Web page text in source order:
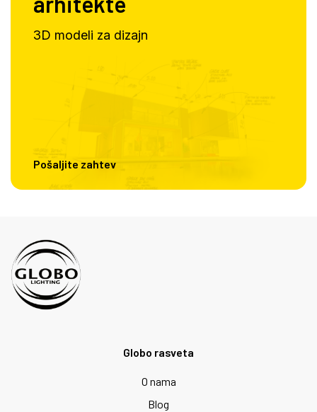
3D modeli za dizajn
Pošaljite zahtev
Globo rasveta
O nama
Blog